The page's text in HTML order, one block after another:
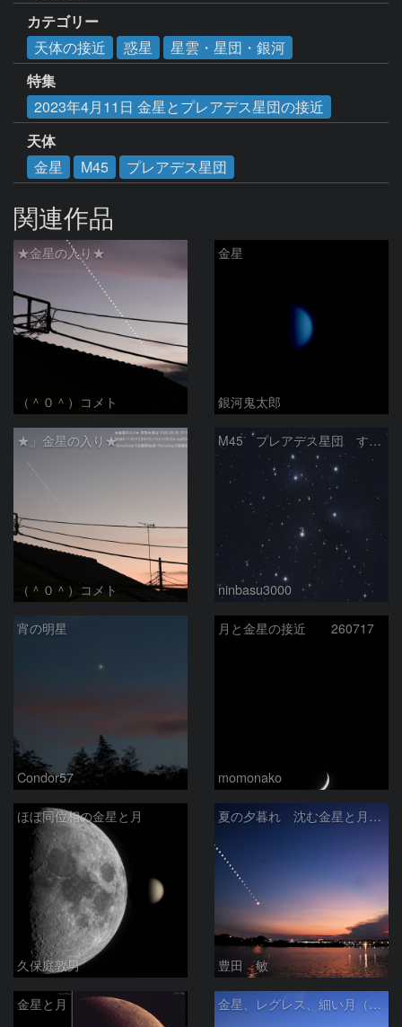
カテゴリー
天体の接近
惑星
星雲・星団・銀河
特集
2023年4月11日 金星とプレアデス星団の接近
天体
金星
M45 プレアデス星団
関連作品
★金星の入り★
（＾０＾）コメト
金星
銀河鬼太郎
★」金星の入り★
（＾０＾）コメト
M45 プレアデス星団 すばる
ninbasu3000
宵の明星
Condor57
月と金星の接近 260717
momonako
ほぼ同位相の金星と月
久保庭敦男
夏の夕暮れ 沈む金星と月 2026/7/20
豊田 敏
金星と月 金星、レグレス、細い月（７月１６日）